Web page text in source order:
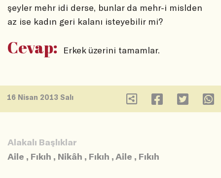
şeyler mehr idi derse, bunlar da mehr-i mislden
az ise kadın geri kalanı isteyebilir mi?
Cevap: Erkek üzerini tamamlar.
16 Nisan 2013 Salı
Alakalı Başlıklar
Aile , Fıkıh , Nikâh , Fıkıh , Aile , Fıkıh